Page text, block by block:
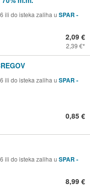
ili do isteka zaliha u SPAR -
2,09 €
2,39 €
ili do isteka zaliha u SPAR -
0,85 €
ili do isteka zaliha u SPAR -
8,99 €